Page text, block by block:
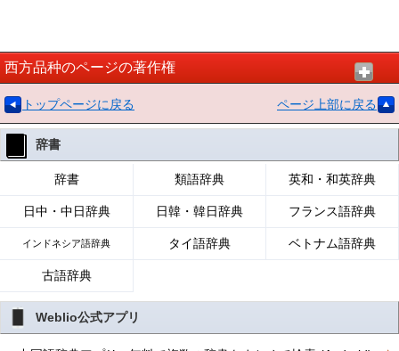
西方品种のページの著作権
トップページに戻る ページ上部に戻る
辞書
辞書 類語辞典 英和・和英辞典
日中・中日辞典 日韓・韓日辞典 フランス語辞典
インドネシア語辞典 タイ語辞典 ベトナム語辞典
古語辞典
Weblio公式アプリ